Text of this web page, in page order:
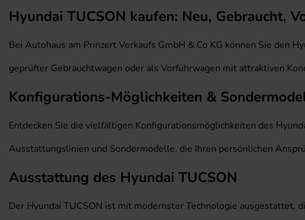
Hyundai TUCSON kaufen: Neu,
Bei Autohaus am Prinzert Verkaufs GmbH & Co KG können Sie den
geprüfter Gebrauchtwagen oder als Vorführwagen mit attraktiven
Konfigurations-Möglichkeiten &
Entdecken Sie die vielfältigen Konfigurationsmöglichkeiten des
Ausstattungslinien und Sondermodelle, die Ihren persönlichen
Ausstattung des Hyundai TUCSON
Der Hyundai TUCSON ist mit modernster Technologie ausgestattet,